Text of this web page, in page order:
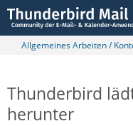
Allgemeines Arbeiten /
Thunderbird
herunter